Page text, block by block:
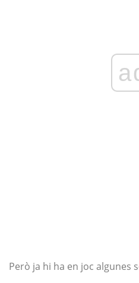
Però ja hi ha en joc algunes